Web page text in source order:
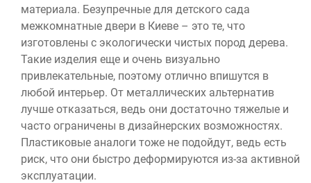
материала. Безупречные для детского сада
межкомнатные двери в Киеве – это те, что
изготовлены с экологически чистых пород дерева.
Такие изделия еще и очень визуально
привлекательные, поэтому отлично впишутся в
любой интерьер. От металлических альтернатив
лучше отказаться, ведь они достаточно тяжелые и
часто ограничены в дизайнерских возможностях.
Пластиковые аналоги тоже не подойдут, ведь есть
риск, что они быстро деформируются из-за активной
эксплуатации.